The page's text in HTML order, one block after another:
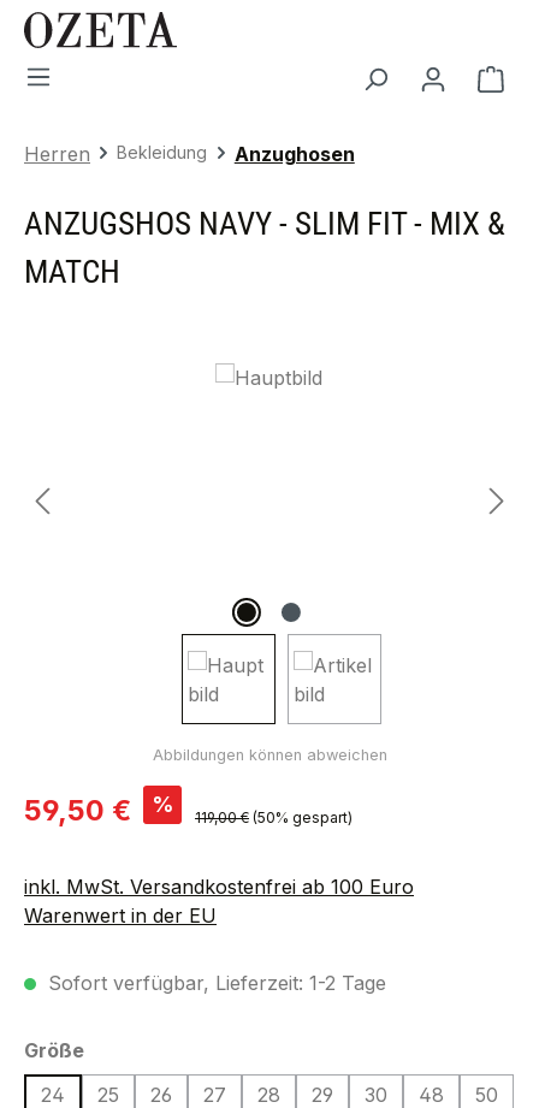
Zum Hauptinhalt springen
Herren Bekleidung Anzughosen
ANZUGSHOS NAVY - SLIM FIT - MIX &
MATCH
Bildergalerie überspringen
Verkaufspreis:
59,50 € % Regulärer Preis:
119,00 € (50% gespart)
inkl. MwSt. Versandkostenfrei ab 100 Euro
Warenwert in der EU
Sofort verfügbar, Lieferzeit: 1-2 Tage
Größeauswählen
24
25 26 27 28 29 30 48
50